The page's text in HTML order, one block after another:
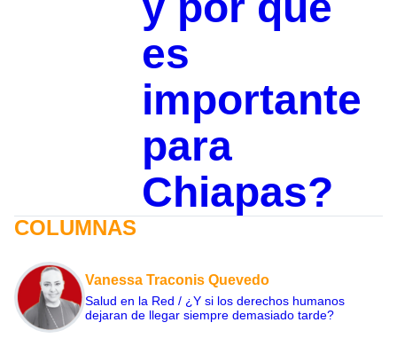
es
importante
para
Chiapas?
COLUMNAS
Vanessa Traconis Quevedo
Salud en la Red / ¿Y si los derechos humanos
dejaran de llegar siempre demasiado tarde?